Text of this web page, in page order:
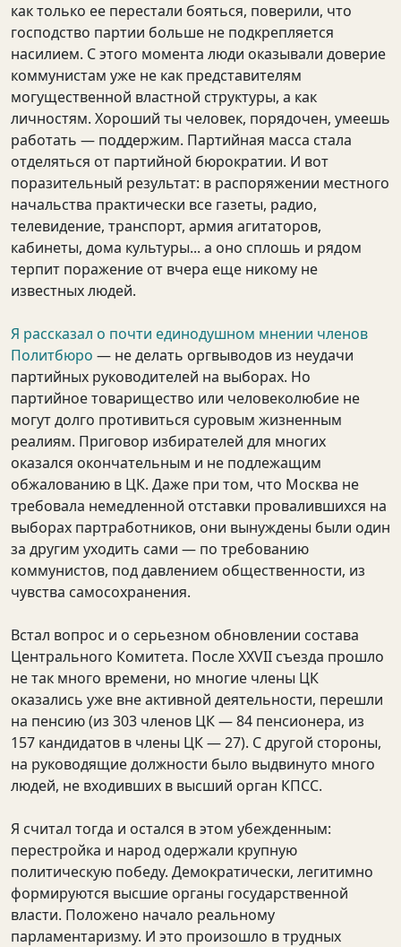
как только ее перестали бояться, поверили, что
господство партии больше не подкрепляется
насилием. С этого момента люди оказывали доверие
коммунистам уже не как представителям
могущественной властной структуры, а как
личностям. Хороший ты человек, порядочен, умеешь
работать — поддержим. Партийная масса стала
отделяться от партийной бюрократии. И вот
поразительный результат: в распоряжении местного
начальства практически все газеты, радио,
телевидение, транспорт, армия агитаторов,
кабинеты, дома культуры... а оно сплошь и рядом
терпит поражение от вчера еще никому не
известных людей.
Я рассказал о почти единодушном мнении членов
Политбюро — не делать оргвыводов из неудачи
партийных руководителей на выборах. Но
партийное товарищество или человеколюбие не
могут долго противиться суровым жизненным
реалиям. Приговор избирателей для многих
оказался окончательным и не подлежащим
обжалованию в ЦК. Даже при том, что Москва не
требовала немедленной отставки провалившихся на
выборах партработников, они вынуждены были один
за другим уходить сами — по требованию
коммунистов, под давлением общественности, из
чувства самосохранения.
Встал вопрос и о серьезном обновлении состава
Центрального Комитета. После XXVII съезда прошло
не так много времени, но многие члены ЦК
оказались уже вне активной деятельности, перешли
на пенсию (из 303 членов ЦК — 84 пенсионера, из
157 кандидатов в члены ЦК — 27). С другой стороны,
на руководящие должности было выдвинуто много
людей, не входивших в высший орган КПСС.
Я считал тогда и остался в этом убежденным:
перестройка и народ одержали крупную
политическую победу. Демократически, легитимно
формируются высшие органы государственной
власти. Положено начало реальному
парламентаризму. И это произошло в трудных